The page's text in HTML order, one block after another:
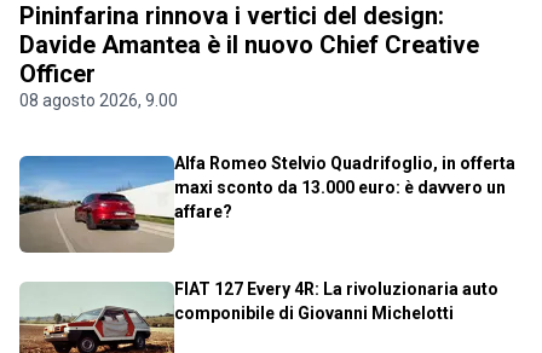
Pininfarina rinnova i vertici del design:
Davide Amantea è il nuovo Chief Creative
Officer
08 agosto 2026, 9.00
Alfa Romeo Stelvio Quadrifoglio, in offerta
maxi sconto da 13.000 euro: è davvero un
affare?
FIAT 127 Every 4R: La rivoluzionaria auto
componibile di Giovanni Michelotti